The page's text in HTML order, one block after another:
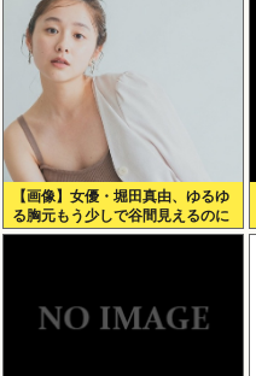
【画像】女優・堀田真由、ゆるゆ
る胸元もう少しで谷間見えるのに